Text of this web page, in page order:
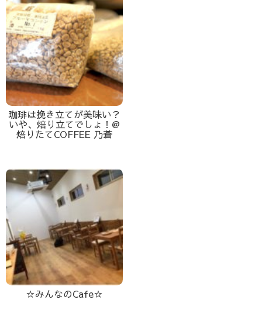
珈琲は挽き立てが美味い？
いや、焙り立てでしょ！@
焙りたてCOFFEE 乃蒼
☆みんなのCafe☆